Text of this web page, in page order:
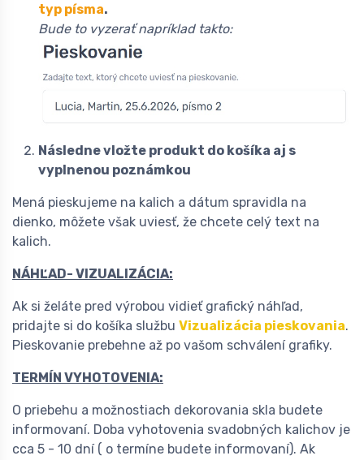
typ písma.
Bude to vyzerať napríklad takto:
Následne vložte produkt do košíka aj s
vyplnenou poznámkou
Mená pieskujeme na kalich a dátum spravidla na
dienko, môžete však uviesť, že chcete celý text na
kalich.
NÁHĽAD- VIZUALIZÁCIA:
Ak si želáte pred výrobou vidieť grafický náhľad,
pridajte si do košíka službu Vizualizácia pieskovania.
Pieskovanie prebehne až po vašom schválení grafiky.
TERMÍN VYHOTOVENIA:
O priebehu a možnostiach dekorovania skla budete
informovaní. Doba vyhotovenia svadobných kalichov je
cca 5 - 10 dní ( o termíne budete informovaní). Ak